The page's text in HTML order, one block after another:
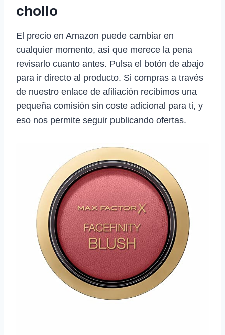
chollo
El precio en Amazon puede cambiar en
cualquier momento, así que merece la pena
revisarlo cuanto antes. Pulsa el botón de abajo
para ir directo al producto. Si compras a través
de nuestro enlace de afiliación recibimos una
pequeña comisión sin coste adicional para ti, y
eso nos permite seguir publicando ofertas.